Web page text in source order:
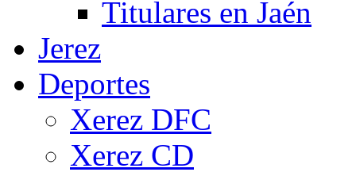
Titulares en Jaén
Jerez
Deportes
Xerez DFC
Xerez CD